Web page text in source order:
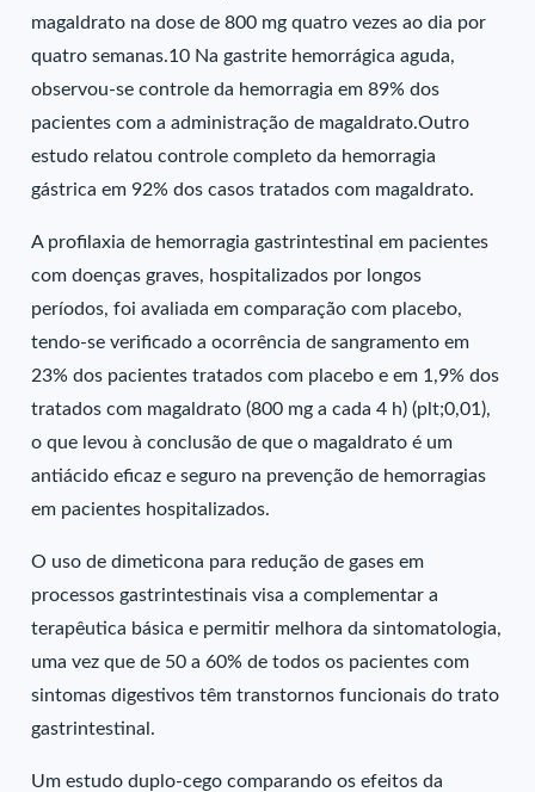
magaldrato na dose de 800 mg quatro vezes ao dia por
quatro semanas.10 Na gastrite hemorrágica aguda,
observou-se controle da hemorragia em 89% dos
pacientes com a administração de magaldrato.Outro
estudo relatou controle completo da hemorragia
gástrica em 92% dos casos tratados com magaldrato.
A profilaxia de hemorragia gastrintestinal em pacientes
com doenças graves, hospitalizados por longos
períodos, foi avaliada em comparação com placebo,
tendo-se verificado a ocorrência de sangramento em
23% dos pacientes tratados com placebo e em 1,9% dos
tratados com magaldrato (800 mg a cada 4 h) (plt;0,01),
o que levou à conclusão de que o magaldrato é um
antiácido eficaz e seguro na prevenção de hemorragias
em pacientes hospitalizados.
O uso de dimeticona para redução de gases em
processos gastrintestinais visa a complementar a
terapêutica básica e permitir melhora da sintomatologia,
uma vez que de 50 a 60% de todos os pacientes com
sintomas digestivos têm transtornos funcionais do trato
gastrintestinal.
Um estudo duplo-cego comparando os efeitos da